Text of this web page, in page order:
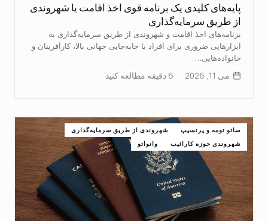
پایه‌های کلیدی یک برنامه قوی اخذ اقامت یا شهروندی
از طریق سرمایه‌گذاری
برنامه‌های اخذ اقامت و شهروندی از طریق سرمایه‌گذاری به
ابزارهایی ضروری برای افراد با جابه‌جایی جهانی بالا، کارآفرینان و
خانواده‌هایی…
می 11, 2026 6 دقیقه مطالعه کنید
سائو تومه و پرنسیپ
شهروندی از طریق سرمایه‌گذاری
شهروندی حوزه کارائیب
وانواتو